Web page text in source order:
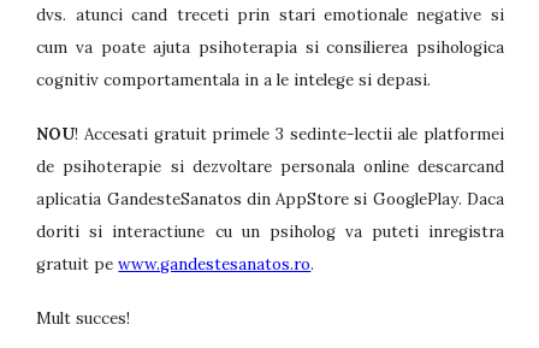
dvs. atunci cand treceti prin stari emotionale negative si
cum va poate ajuta psihoterapia si consilierea psihologica
cognitiv comportamentala in a le intelege si depasi.
NOU! Accesati gratuit primele 3 sedinte-lectii ale platformei
de psihoterapie si dezvoltare personala online descarcand
aplicatia GandesteSanatos din AppStore si GooglePlay. Daca
doriti si interactiune cu un psiholog va puteti inregistra
gratuit pewww.gandestesanatos.ro.
Mult succes!